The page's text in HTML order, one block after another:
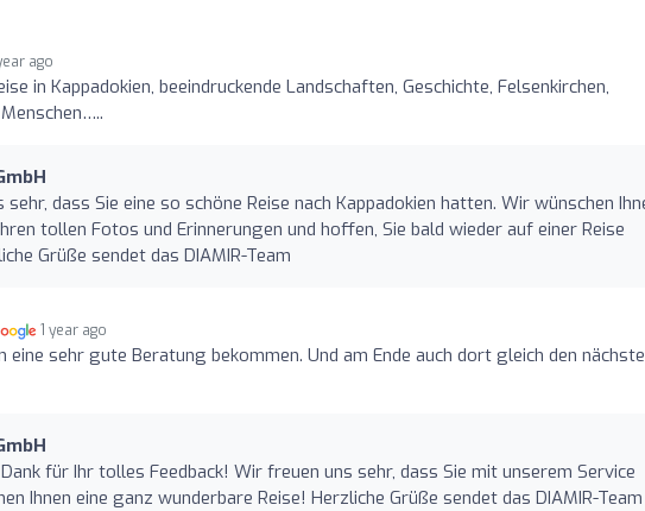
ago
in Kappadokien, beeindruckende Landschaften, Geschichte, Felsenkirchen,
dass Sie eine so schöne Reise nach Kappadokien hatten. Wir wünschen
tollen Fotos und Erinnerungen und hoffen, Sie bald wieder auf einer Reise
Grüße sendet das DIAMIR-Team
1 year ago
eine sehr gute Beratung bekommen. Und am Ende auch dort gleich den
für Ihr tolles Feedback! Wir freuen uns sehr, dass Sie mit unserem Service
Ihnen eine ganz wunderbare Reise! Herzliche Grüße sendet das DIAMIR-Team